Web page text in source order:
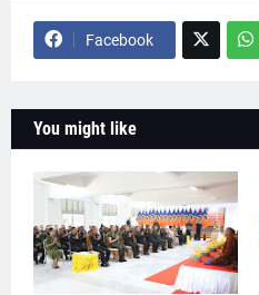
Facebook
You might like